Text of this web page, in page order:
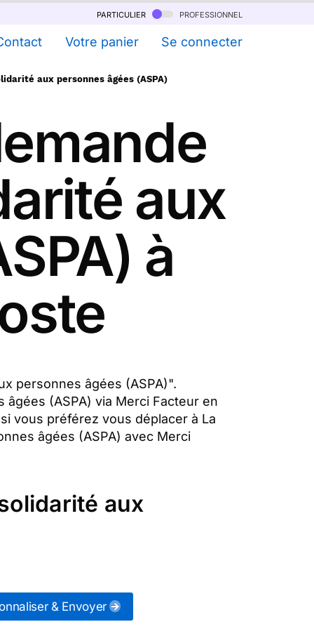
particulier professionnel
Votre panier Se connecter
aux personnes âgées (ASPA)
aux
à
personnes âgées (ASPA)".
(ASPA) via Merci Facteur en
vous préférez vous déplacer à La
âgées (ASPA) avec Merci
aux
& Envoyer